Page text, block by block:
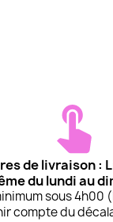
de livraison :
du lundi au
sous 4h00
compte du